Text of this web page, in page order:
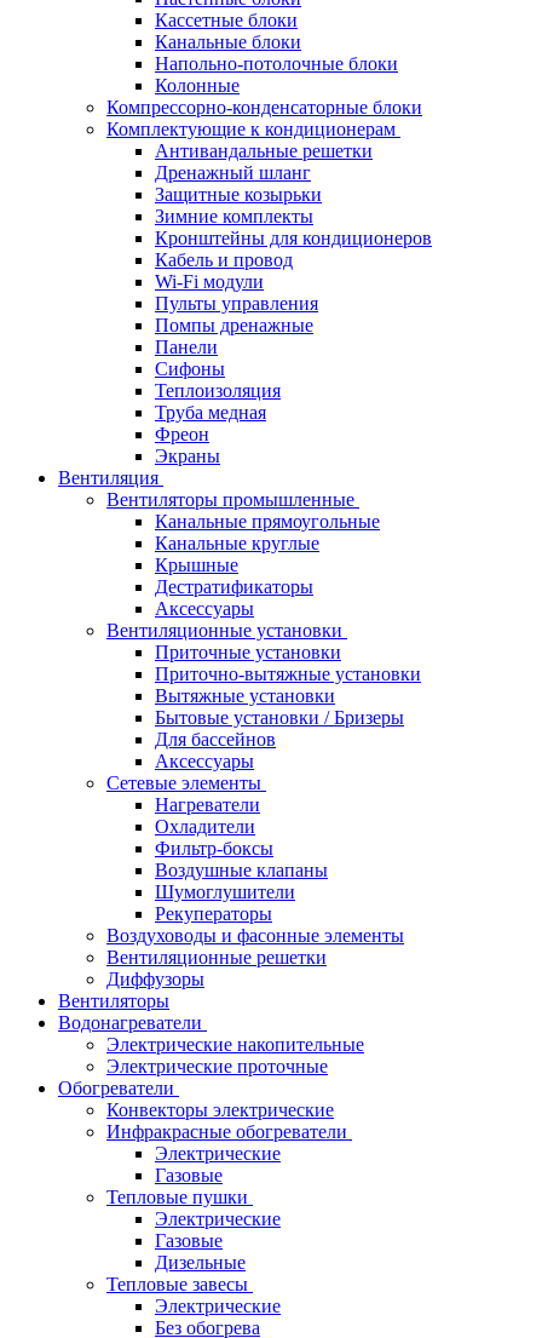
Кассетные блоки
Канальные блоки
Напольно-потолочные блоки
Колонные
Компрессорно-конденсаторные блоки
Комплектующие к кондиционерам
Антивандальные решетки
Дренажный шланг
Защитные козырьки
Зимние комплекты
Кронштейны для кондиционеров
Кабель и провод
Wi-Fi модули
Пульты управления
Помпы дренажные
Панели
Сифоны
Теплоизоляция
Труба медная
Фреон
Экраны
Вентиляция
Вентиляторы промышленные
Канальные прямоугольные
Канальные круглые
Крышные
Дестратификаторы
Аксессуары
Вентиляционные установки
Приточные установки
Приточно-вытяжные установки
Вытяжные установки
Бытовые установки / Бризеры
Для бассейнов
Аксессуары
Сетевые элементы
Нагреватели
Охладители
Фильтр-боксы
Воздушные клапаны
Шумоглушители
Рекуператоры
Воздуховоды и фасонные элементы
Вентиляционные решетки
Диффузоры
Вентиляторы
Водонагреватели
Электрические накопительные
Электрические проточные
Обогреватели
Конвекторы электрические
Инфракрасные обогреватели
Электрические
Газовые
Тепловые пушки
Электрические
Газовые
Дизельные
Тепловые завесы
Электрические
Без обогрева